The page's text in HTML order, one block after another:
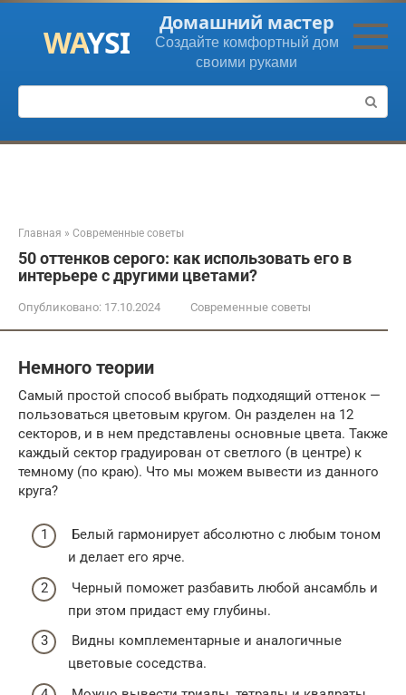
Перейти
контенту
Домашний мастер
Создайте комфортный дом
своими руками
Поиск:
Главная » Современные советы
50 оттенков серого: как использовать его в
интерьере с другими цветами?
Опубликовано: 17.10.2024 Современные советы
Немного теории
Самый простой способ выбрать подходящий оттенок —
пользоваться цветовым кругом. Он разделен на 12
секторов, и в нем представлены основные цвета. Также
каждый сектор градуирован от светлого (в центре) к
темному (по краю). Что мы можем вывести из данного
круга?
Белый гармонирует абсолютно с любым тоном
и делает его ярче.
Черный поможет разбавить любой ансамбль и
при этом придаст ему глубины.
Видны комплементарные и аналогичные
цветовые соседства.